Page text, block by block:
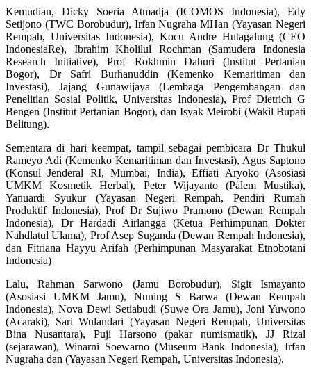
Kemudian, Dicky Soeria Atmadja (ICOMOS Indonesia), Edy
Setijono (TWC Borobudur), Irfan Nugraha MHan (Yayasan Negeri
Rempah, Universitas Indonesia), Kocu Andre Hutagalung (CEO
IndonesiaRe), Ibrahim Kholilul Rochman (Samudera Indonesia
Research Initiative), Prof Rokhmin Dahuri (Institut Pertanian
Bogor), Dr Safri Burhanuddin (Kemenko Kemaritiman dan
Investasi), Jajang Gunawijaya (Lembaga Pengembangan dan
Penelitian Sosial Politik, Universitas Indonesia), Prof Dietrich G
Bengen (Institut Pertanian Bogor), dan Isyak Meirobi (Wakil Bupati
Belitung).
Sementara di hari keempat, tampil sebagai pembicara Dr Thukul
Rameyo Adi (Kemenko Kemaritiman dan Investasi), Agus Saptono
(Konsul Jenderal RI, Mumbai, India), Effiati Aryoko (Asosiasi
UMKM Kosmetik Herbal), Peter Wijayanto (Palem Mustika),
Yanuardi Syukur (Yayasan Negeri Rempah, Pendiri Rumah
Produktif Indonesia), Prof Dr Sujiwo Pramono (Dewan Rempah
Indonesia), Dr Hardadi Airlangga (Ketua Perhimpunan Dokter
Nahdlatul Ulama), Prof Asep Suganda (Dewan Rempah Indonesia),
dan Fitriana Hayyu Arifah (Perhimpunan Masyarakat Etnobotani
Indonesia)
Lalu, Rahman Sarwono (Jamu Borobudur), Sigit Ismayanto
(Asosiasi UMKM Jamu), Nuning S Barwa (Dewan Rempah
Indonesia), Nova Dewi Setiabudi (Suwe Ora Jamu), Joni Yuwono
(Acaraki), Sari Wulandari (Yayasan Negeri Rempah, Universitas
Bina Nusantara), Puji Harsono (pakar numismatik), JJ Rizal
(sejarawan), Winarni Soewarno (Museum Bank Indonesia), Irfan
Nugraha dan (Yayasan Negeri Rempah, Universitas Indonesia).